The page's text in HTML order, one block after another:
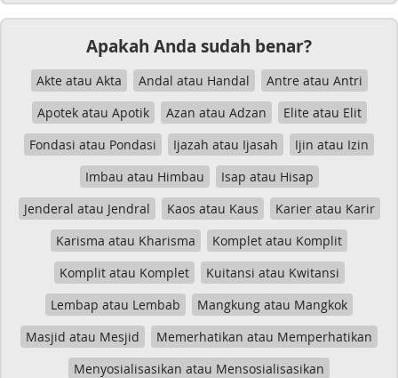
Apakah Anda sudah benar?
Akte atau Akta Andal atau Handal
Antre atau Antri
Apotek atau Apotik
Azan atau Adzan
Elite atau Elit
Fondasi atau Pondasi
Ijazah atau Ijasah
Ijin atau Izin
Imbau atau Himbau
Isap atau Hisap
Jenderal atau Jendral
Kaos atau Kaus
Karier atau Karir
Karisma atau Kharisma
Komplet atau Komplit
Komplit atau Komplet
Kuitansi atau Kwitansi
Lembap atau Lembab
Mangkung atau Mangkok
Masjid atau Mesjid
Memerhatikan atau Memperhatikan
Menyosialisasikan atau Mensosialisasikan